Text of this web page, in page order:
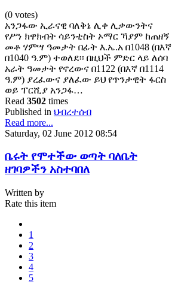
(0 votes)
አንጋፋው ኢራናዊ ባለቅኔ ሊቀ ሊቃውንትና
የሥነ ክዋክብት ሳይንቲስት ኦማር ኻያም ከጠዘኝ
መቶ ሃምሣ ዓመታት በፊት እ.ኤ.አ በ1048 (በእኛ
በ1040 ዓ.ም) ተወለደ፡፡ በዚህች ምድር ላይ ለሰባ
አራት ዓመታት የኖረውና በ1122 (በእኛ በ1114
ዓ.ም) ያረፈውና ያለፈው ይህ የጥንታዊት ፋርስ
ወይ ፐርሺያ አንጋፋ…
Read 3502 times
Published in ህብረተሰብ
Read more...
Saturday, 02 June 2012 08:54
ቤሩት የሞተችው ወጣት ባለቤት
ዘገባዎችን አስተባበለ
Written by
Rate this item
1
2
3
4
5